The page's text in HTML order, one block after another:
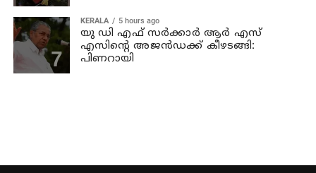
KERALA 5 hours ago
യു ഡി എഫ് സര്‍ക്കാര്‍ ആര്‍ എസ്
എസിന്റെ അജന്‍ഡക്ക്‌ കീഴടങ്ങി:
പിണറായി